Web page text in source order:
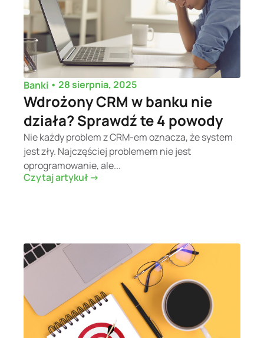
Banki • 28 sierpnia, 2025
Wdrożony CRM w banku nie
działa? Sprawdź te 4 powody
Nie każdy problem z CRM-em oznacza, że system
jest zły. Najczęściej problemem nie jest
oprogramowanie, ale...
Czytaj artykuł ->